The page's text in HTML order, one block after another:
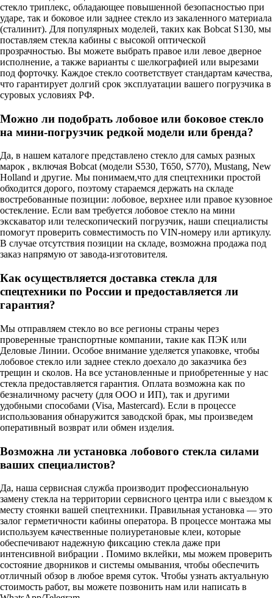
стекло триплекс, обладающее повышенной безопасностью при
ударе, так и боковое или заднее стекло из закаленного материала
(сталинит). Для популярных моделей, таких как Bobcat S130, мы
поставляем стекла кабины с высокой оптической
прозрачностью. Вы можете выбрать правое или левое дверное
исполнение, а также варианты с шелкографией или вырезами
под форточку. Каждое стекло соответствует стандартам качества,
что гарантирует долгий срок эксплуатации вашего погрузчика в
суровых условиях РФ.
Можно ли подобрать лобовое или боковое стекло
на мини-погрузчик редкой модели или бренда?
Да, в нашем каталоге представлено стекло для самых разных
марок , включая Bobcat (модели S530, T650, S770), Mustang, New
Holland и другие. Мы понимаем,что для спецтехники простой
обходится дорого, поэтому стараемся держать на складе
востребованные позиции: лобовое, верхнее или правое кузовное
остекление. Если вам требуется лобовое стекло на мини
экскаватор или телескопический погрузчик, наши специалисты
помогут проверить совместимость по VIN-номеру или артикулу.
В случае отсутствия позиции на складе, возможна продажа под
заказ напрямую от завода-изготовителя.
Как осуществляется доставка стекла для
спецтехники по России и предоставляется ли
гарантия?
Мы отправляем стекло во все регионы страны через
проверенные транспортные компании, такие как ПЭК или
Деловые Линии. Особое внимание уделяется упаковке, чтобы
лобовое стекло или заднее стекло доехало до заказчика без
трещин и сколов. На все установленные и приобретенные у нас
стекла предоставляется гарантия. Оплата возможна как по
безналичному расчету (для ООО и ИП), так и другими
удобными способами (Visa, Mastercard). Если в процессе
использования обнаружится заводской брак, мы произведем
оперативный возврат или обмен изделия.
Возможна ли установка лобового стекла силами
ваших специалистов?
Да, наша сервисная служба производит профессиональную
замену стекла на территории сервисного центра или с выездом к
месту стоянки вашей спецтехники. Правильная установка — это
залог герметичности кабины оператора. В процессе монтажа мы
используем качественные полиуретановые клеи, которые
обеспечивают надежную фиксацию стекла даже при
интенсивной вибрации . Помимо вклейки, мы можем проверить
состояние дворников и системы омывания, чтобы обеспечить
отличный обзор в любое время суток. Чтобы узнать актуальную
стоимость работ, вы можете позвонить нам или написать в